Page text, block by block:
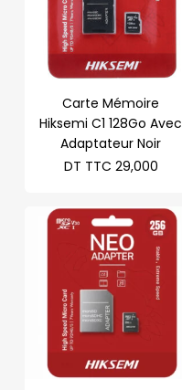
Carte Mémoire
Hiksemi C1 128Go Avec
Adaptateur Noir
DT TTC 29,000